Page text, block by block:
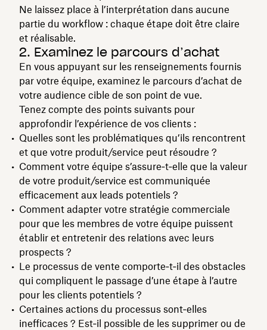
Ne laissez place à l’interprétation dans aucune
partie du workflow : chaque étape doit être claire
et réalisable.
2. Examinez le parcours d’achat
En vous appuyant sur les renseignements fournis
par votre équipe, examinez le parcours d’achat de
votre audience cible de son point de vue.
Tenez compte des points suivants pour
approfondir l’expérience de vos clients :
Quelles sont les problématiques qu’ils rencontrent
et que votre produit/service peut résoudre ?
Comment votre équipe s’assure‑t‑elle que la valeur
de votre produit/service est communiquée
efficacement aux leads potentiels ?
Comment adapter votre stratégie commerciale
pour que les membres de votre équipe puissent
établir et entretenir des relations avec leurs
prospects ?
Le processus de vente comporte‑t‑il des obstacles
qui compliquent le passage d’une étape à l’autre
pour les clients potentiels ?
Certaines actions du processus sont‑elles
inefficaces ? Est‑il possible de les supprimer ou de